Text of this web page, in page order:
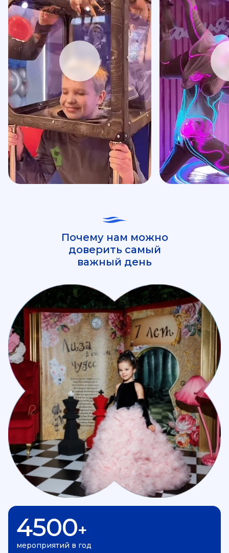
Почему нам можно
доверить самый
важный день
4500+
мероприятий в год